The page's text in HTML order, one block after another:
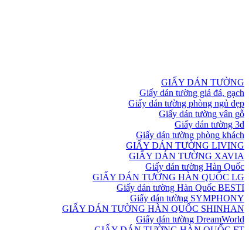
GIẤY DÁN TƯỜNG
Giấy dán tường giả đá, gạch
Giấy dán tường phòng ngủ đẹp
Giấy dán tường vân gỗ
Giấy dán tường 3d
Giấy dán tường phòng khách
GIẤY DÁN TƯỜNG LIVING
GIẤY DÁN TƯỜNG XAVIA
Giấy dán tường Hàn Quốc
GIẤY DÁN TƯỜNG HÀN QUỐC LG
Giấy dán tường Hàn Quốc BESTI
Giấy dán tường SYMPHONY
GIẤY DÁN TƯỜNG HÀN QUỐC SHINHAN
Giấy dán tường DreamWorld